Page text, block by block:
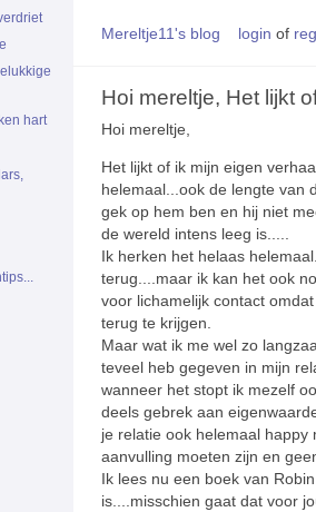
hart
Mereltje11's blog login of
Hoi mereltje, Het lijkt
Hoi mereltje,
Het lijkt of ik mijn eigen
helemaal...ook de lengte van
gek op hem ben en hij niet
de wereld intens leeg is.....
Ik herken het helaas
terug....maar ik kan het ook
voor lichamelijk contact
terug te krijgen.
Maar wat ik me wel zo
teveel heb gegeven in mijn
wanneer het stopt ik mezelf
deels gebrek aan
je relatie ook helemaal
aanvulling moeten zijn en
Ik lees nu een boek van
is....misschien gaat dat voor